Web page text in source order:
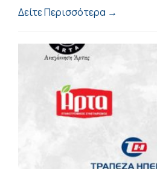
Δείτε Περισσότερα →